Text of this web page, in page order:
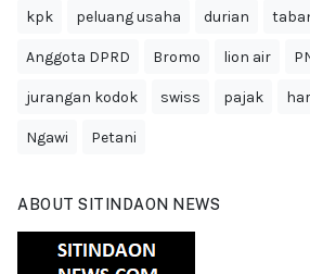
kpk peluang usaha durian
Anggota DPRD Bromo lion air
jurangan kodok swiss pajak
Ngawi Petani
ABOUT SITINDAON NEWS